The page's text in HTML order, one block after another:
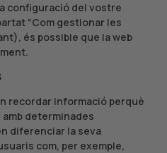
configuració del vostre
“Com gestionar les
és possible que la web
recordar informació perquè
determinades
diferenciar la seva
com, per exemple,